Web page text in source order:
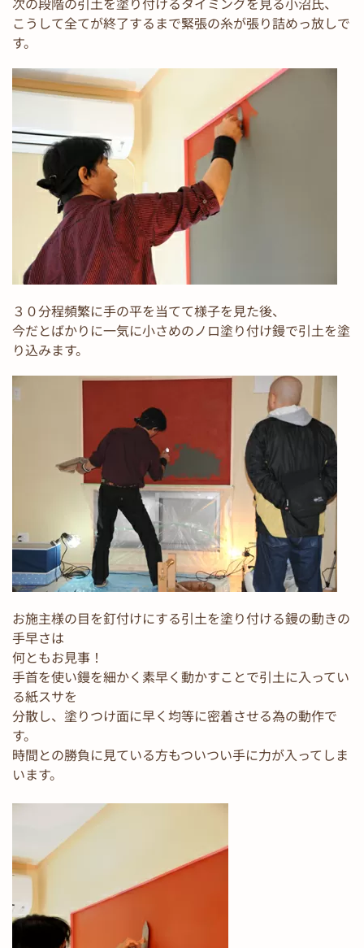
こうして全てが終了するまで緊張の糸が張り詰めっ放しで
す。
３０分程頻繁に手の平を当てて様子を見た後、
今だとばかりに一気に小さめのノロ塗り付け鏝で引土を塗
り込みます。
お施主様の目を釘付けにする引土を塗り付ける鏝の動きの
手早さは
何ともお見事！
手首を使い鏝を細かく素早く動かすことで引土に入ってい
る紙スサを
分散し、塗りつけ面に早く均等に密着させる為の動作で
す。
時間との勝負に見ている方もついつい手に力が入ってしま
います。